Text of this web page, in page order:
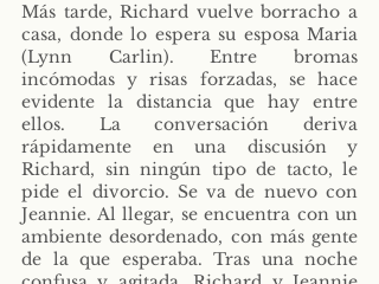
Más tarde, Richard vuelve borracho a
casa, donde lo espera su esposa Maria
(Lynn Carlin). Entre bromas
incómodas y risas forzadas, se hace
evidente la distancia que hay entre
ellos. La conversación deriva
rápidamente en una discusión y
Richard, sin ningún tipo de tacto, le
pide el divorcio. Se va de nuevo con
Jeannie. Al llegar, se encuentra con un
ambiente desordenado, con más gente
de la que esperaba. Tras una noche